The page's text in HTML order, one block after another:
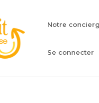
Notre
Se connecter